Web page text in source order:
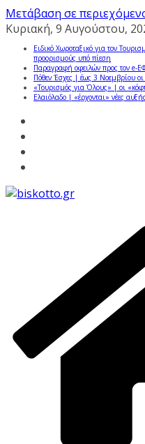
Μετάβαση σε
Κυριακή, 9 Αυγούστου,
Ειδικό Χωροταξικό για τον
προορισμούς υπό πίεση
Παραγραφή οφειλών προς τον e-
Πόθεν Έσχες | έως 3 Νοεμβρίου
«Τουρισμός για Όλους» | οι
Ελαιόλαδο | «έρχονται» νέες